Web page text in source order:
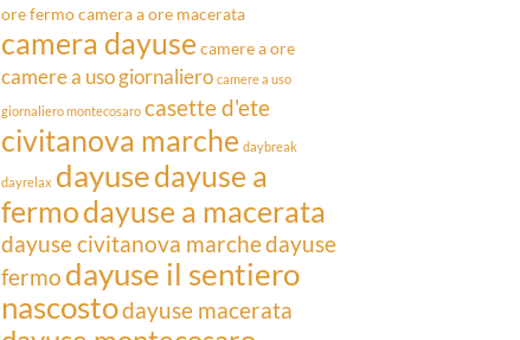
ore fermocamera a ore macerata
camera dayuse camere a ore
camere a uso giornaliero camere a uso
giornaliero montecosaro casette d'ete
civitanova marche daybreak
dayrelax dayusedayuse a
fermodayuse a macerata
dayuse civitanova marchedayuse
fermo dayuse il sentiero
nascostodayuse macerata